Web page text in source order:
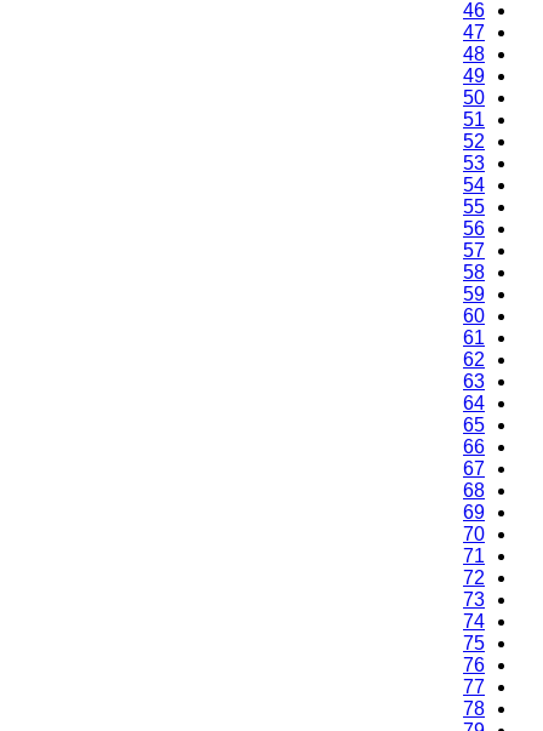
46
47
48
49
50
51
52
53
54
55
56
57
58
59
60
61
62
63
64
65
66
67
68
69
70
71
72
73
74
75
76
77
78